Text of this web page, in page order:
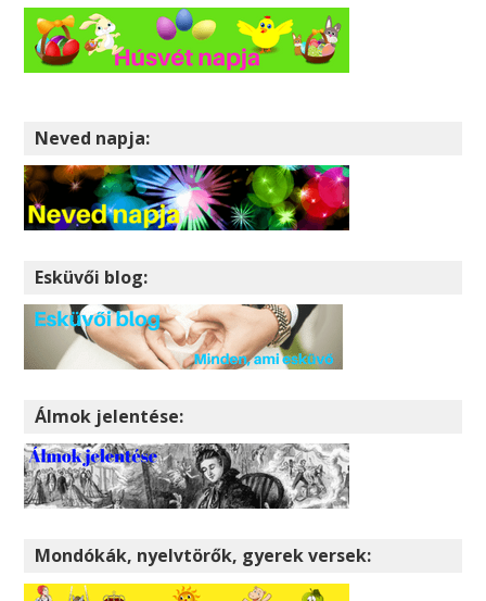
Neved napja:
Esküvői blog:
Álmok jelentése:
Mondókák, nyelvtörők, gyerek versek: